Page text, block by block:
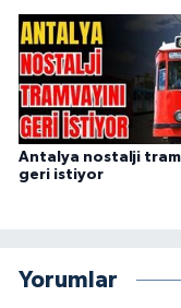
Antalya nostalji
geri istiyor
Yorumlar